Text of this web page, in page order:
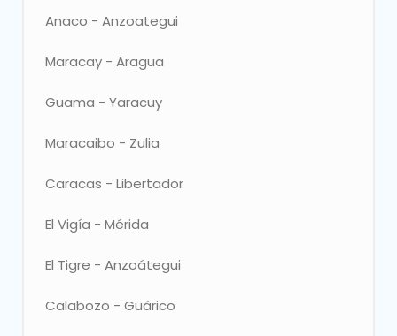
Anaco - Anzoategui
Maracay - Aragua
Guama - Yaracuy
Maracaibo - Zulia
Caracas - Libertador
El Vigía - Mérida
El Tigre - Anzoátegui
Calabozo - Guárico